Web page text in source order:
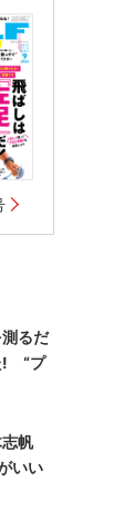
測るだ
! “プ
志帆
いい